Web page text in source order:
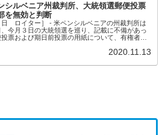
シルベニア州裁判所、大統領選郵便投票
を無効と判断
日 ロイター］ - 米ペンシルベニアの州裁判所は
、今月３日の大統領選を巡り、記載に不備があっ
票および期日前投票の用紙について、有権者が
不備を修正
2020.11.13